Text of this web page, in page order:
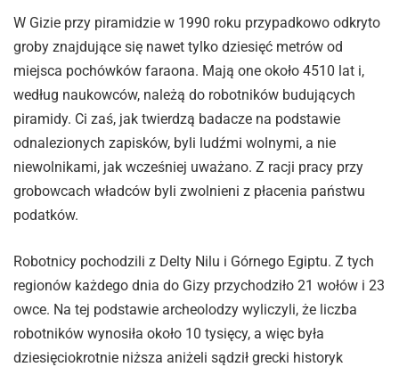
W Gizie przy piramidzie w 1990 roku przypadkowo odkryto
groby znajdujące się nawet tylko dziesięć metrów od
miejsca pochówków faraona. Mają one około 4510 lat i,
według naukowców, należą do robotników budujących
piramidy. Ci zaś, jak twierdzą badacze na podstawie
odnalezionych zapisków, byli ludźmi wolnymi, a nie
niewolnikami, jak wcześniej uważano. Z racji pracy przy
grobowcach władców byli zwolnieni z płacenia państwu
podatków.
Robotnicy pochodzili z Delty Nilu i Górnego Egiptu. Z tych
regionów każdego dnia do Gizy przychodziło 21 wołów i 23
owce. Na tej podstawie archeolodzy wyliczyli, że liczba
robotników wynosiła około 10 tysięcy, a więc była
dziesięciokrotnie niższa aniżeli sądził grecki historyk